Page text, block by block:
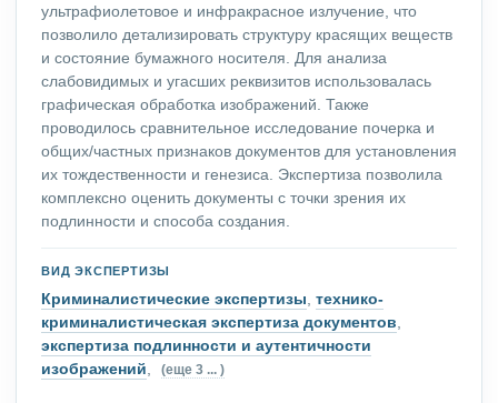
ультрафиолетовое и инфракрасное излучение, что
позволило детализировать структуру красящих веществ
и состояние бумажного носителя. Для анализа
слабовидимых и угасших реквизитов использовалась
графическая обработка изображений. Также
проводилось сравнительное исследование почерка и
общих/частных признаков документов для установления
их тождественности и генезиса. Экспертиза позволила
комплексно оценить документы с точки зрения их
подлинности и способа создания.
ВИД ЭКСПЕРТИЗЫ
Криминалистические экспертизы, технико-
криминалистическая экспертиза документов,
экспертиза подлинности и аутентичности
изображений, (еще 3 ... )